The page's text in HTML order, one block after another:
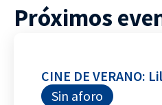
Próximos
CINE DE VERANO:
Sin aforo